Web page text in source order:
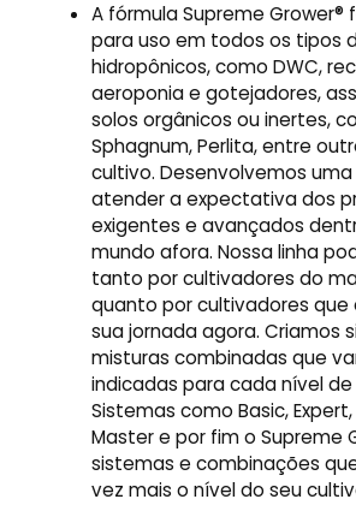
A fórmula Supreme Grower®
para uso em todos os tipos
hidropônicos, como DWC,
aeroponia e gotejadores,
solos orgânicos ou inertes,
Sphagnum, Perlita, entre
cultivo. Desenvolvemos
atender a expectativa dos
exigentes e avançados
mundo afora. Nossa linha
tanto por cultivadores do
quanto por cultivadores que
sua jornada agora. Criamos
misturas combinadas que
indicadas para cada nível
Sistemas como Basic,
Master e por fim o Supreme
sistemas e combinações
vez mais o nível do seu